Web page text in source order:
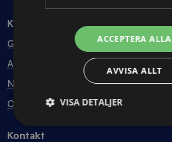
Kunskapsbank
Guider
Avtalsmallar
Nyheter
Ordlista
Kontakt
ACCEPTERA ALLA
AVVISA ALLT
VISA DETALJER